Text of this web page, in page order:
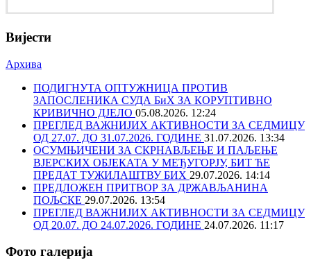
Вијести
Архива
ПОДИГНУТА ОПТУЖНИЦА ПРОТИВ
ЗАПОСЛЕНИКА СУДА БиХ ЗА КОРУПТИВНО
КРИВИЧНО ДЈЕЛО 05.08.2026. 12:24
ПРЕГЛЕД ВАЖНИЈИХ АКТИВНОСТИ ЗА СЕДМИЦУ
ОД 27.07. ДО 31.07.2026. ГОДИНЕ 31.07.2026. 13:34
ОСУМЊИЧЕНИ ЗА СКРНАВЉЕЊЕ И ПАЉЕЊЕ
ВЈЕРСКИХ ОБЈЕКАТА У МЕЂУГОРЈУ, БИТ ЋЕ
ПРЕДАТ ТУЖИЛАШТВУ БИХ 29.07.2026. 14:14
ПРЕДЛОЖЕН ПРИТВОР ЗА ДРЖАВЉАНИНА
ПОЉСКЕ 29.07.2026. 13:54
ПРЕГЛЕД ВАЖНИЈИХ АКТИВНОСТИ ЗА СЕДМИЦУ
ОД 20.07. ДО 24.07.2026. ГОДИНЕ 24.07.2026. 11:17
Фото галерија